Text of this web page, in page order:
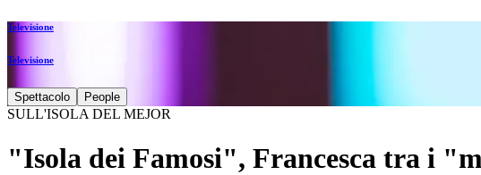
Televisione
Televisione
Spettacolo People
SULL'ISOLA DEL MEJOR
"Isola dei Famosi", Francesca tra i